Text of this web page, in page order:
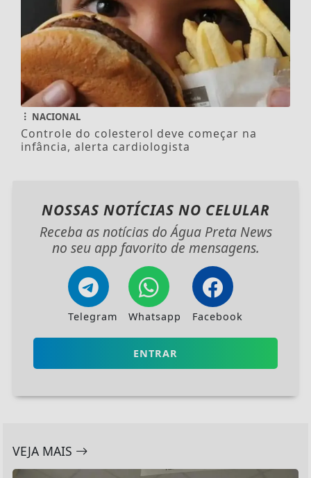
NACIONAL
Controle do colesterol deve começar na
infância, alerta cardiologista
NOSSAS NOTÍCIAS NO CELULAR
Receba as notícias do Água Preta News
no seu app favorito de mensagens.
Telegram Whatsapp Facebook
ENTRAR
VEJA MAIS